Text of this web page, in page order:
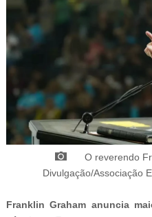
O reverendo
Divulgação/Associação
Franklin Graham anuncia